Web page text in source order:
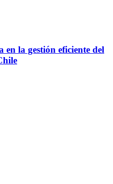
en la gestión eficiente del